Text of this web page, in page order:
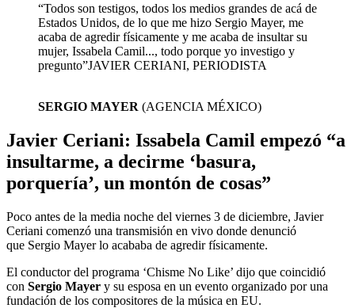
“Todos son testigos, todos los medios grandes de acá de
Estados Unidos, de lo que me hizo Sergio Mayer, me
acaba de agredir físicamente y me acaba de insultar su
mujer, Issabela Camil..., todo porque yo investigo y
pregunto”JAVIER CERIANI, PERIODISTA
SERGIO MAYER (AGENCIA MÉXICO)
Javier Ceriani: Issabela Camil empezó “a
insultarme, a decirme ‘basura,
porquería’, un montón de cosas”
Poco antes de la media noche del viernes 3 de diciembre, Javier
Ceriani comenzó una transmisión en vivo donde denunció
que Sergio Mayer lo acababa de agredir físicamente.
El conductor del programa ‘Chisme No Like’ dijo que coincidió
con Sergio Mayer y su esposa en un evento organizado por una
fundación de los compositores de la música en EU.